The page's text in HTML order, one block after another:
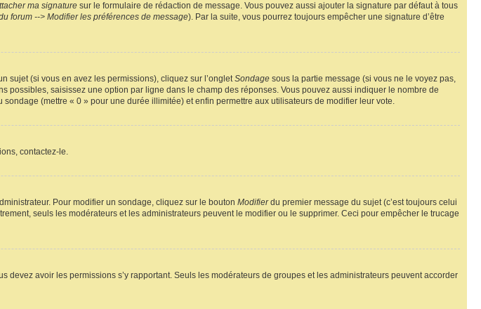
ma signature sur le formulaire de rédaction de message. Vous pouvez aussi ajouter la signature par défaut à tous
forum --> Modifier les préférences de message). Par la suite, vous pourrez toujours empêcher une signature d’être
sujet (si vous en avez les permissions), cliquez sur l’ongletSondage sous la partie message (si vous ne le voyez pas,
saisissez une option par ligne dans le champ des réponses. Vous pouvez aussi indiquer le nombre de
(mettre « 0 » pour une durée illimitée) et enfin permettre aux utilisateurs de modifier leur vote.
contactez-le.
Pour modifier un sondage, cliquez sur le bouton Modifierdu premier message du sujet (c’est toujours celui
seuls les modérateurs et les administrateurs peuvent le modifier ou le supprimer. Ceci pour empêcher le trucage
avoir les permissions s’y rapportant. Seuls les modérateurs de groupes et les administrateurs peuvent accorder